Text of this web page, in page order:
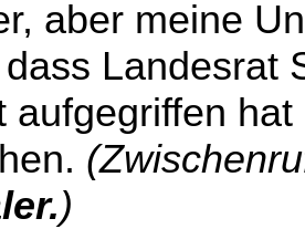
aber meine
Landesrat
aufgegriffen
)